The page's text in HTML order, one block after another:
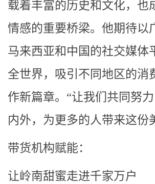
载着丰富的历史和文化，也
情感的重要桥梁。他期待以
马来西亚和中国的社交媒体
全世界，吸引不同地区的消
作新篇章。“让我们共同努
内外，为更多的人带来这份
带货机构赋能：
让岭南甜蜜走进千家万户